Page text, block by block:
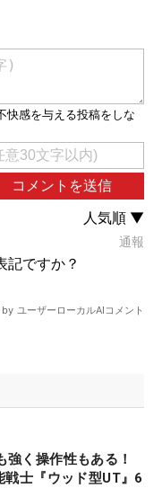
く操作性もある！
士『ウッド型UT』6